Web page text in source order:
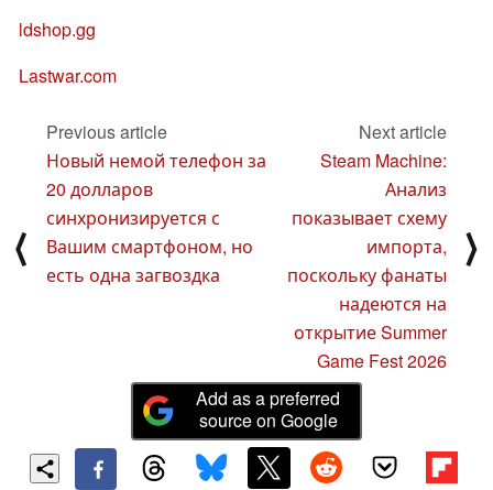
ldshop.gg
Lastwar.com
⟨
Previous article
Новый немой телефон за
20 долларов
синхронизируется с
Вашим смартфоном, но
есть одна загвоздка
Next article
Steam Machine:
Анализ
показывает схему
импорта,
поскольку фанаты
надеются на
открытие Summer
Game Fest 2026
⟩
Add as a preferred
source on Google